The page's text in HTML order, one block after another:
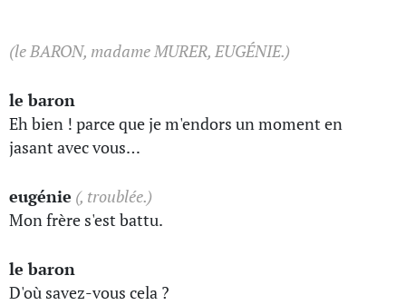
(le BARON, madame MURER, EUGÉNIE.)
le baron
Eh bien ! parce que je m'endors un moment en
jasant avec vous…
eugénie (, troublée.)
Mon frère s'est battu.
le baron
D'où savez-vous cela ?